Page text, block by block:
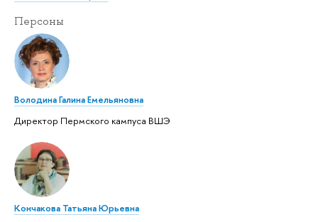
Персоны
Володина Галина Емельяновна
Директор Пермского кампуса ВШЭ
Кончакова Татьяна Юрьевна